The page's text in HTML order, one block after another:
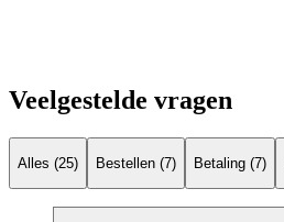
Veelgestelde vragen
Alles (25) Bestellen (7) Betaling (7)